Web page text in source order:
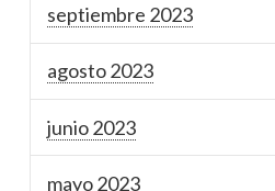
septiembre 2023
agosto 2023
junio 2023
mayo 2023